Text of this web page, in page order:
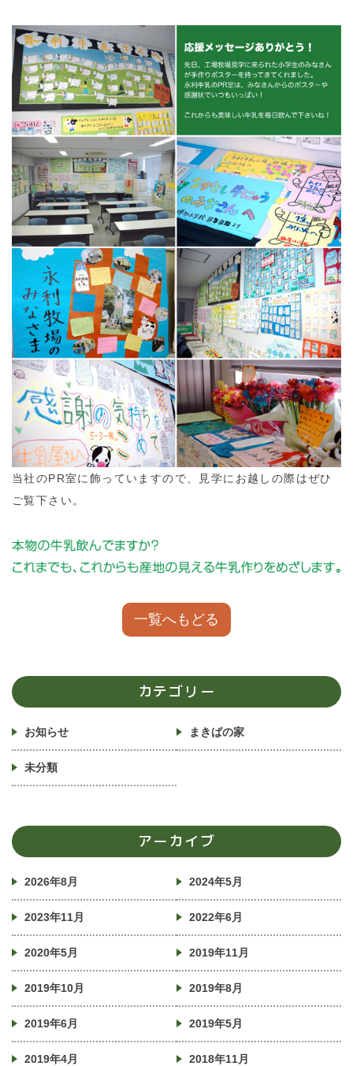
当社のPR室に飾っていますので、見学にお越しの際はぜひ
ご覧下さい。
一覧へもどる
カテゴリー
お知らせ まきばの家
未分類
アーカイブ
2026年8月 2024年5月
2023年11月 2022年6月
2020年5月 2019年11月
2019年10月 2019年8月
2019年6月 2019年5月
2019年4月 2018年11月